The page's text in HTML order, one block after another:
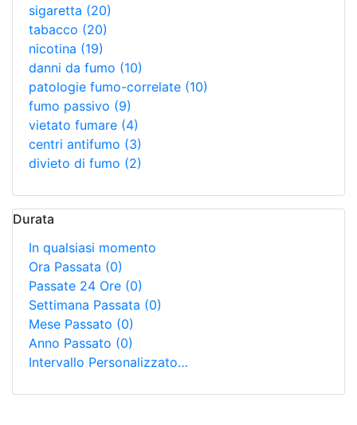
sigaretta (20)
tabacco (20)
nicotina (19)
danni da fumo (10)
patologie fumo-correlate (10)
fumo passivo (9)
vietato fumare (4)
centri antifumo (3)
divieto di fumo (2)
Durata
In qualsiasi momento
Ora Passata (0)
Passate 24 Ore (0)
Settimana Passata (0)
Mese Passato (0)
Anno Passato (0)
Intervallo Personalizzato…